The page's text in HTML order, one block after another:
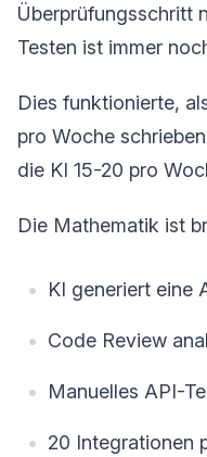
Überprüfungsschritt
Testen ist immer
Dies funktionierte,
pro Woche
die KI 15-20 pro
Die Mathematik ist
KI generiert eine
Code Review
Manuelles API-
20 Integrationen